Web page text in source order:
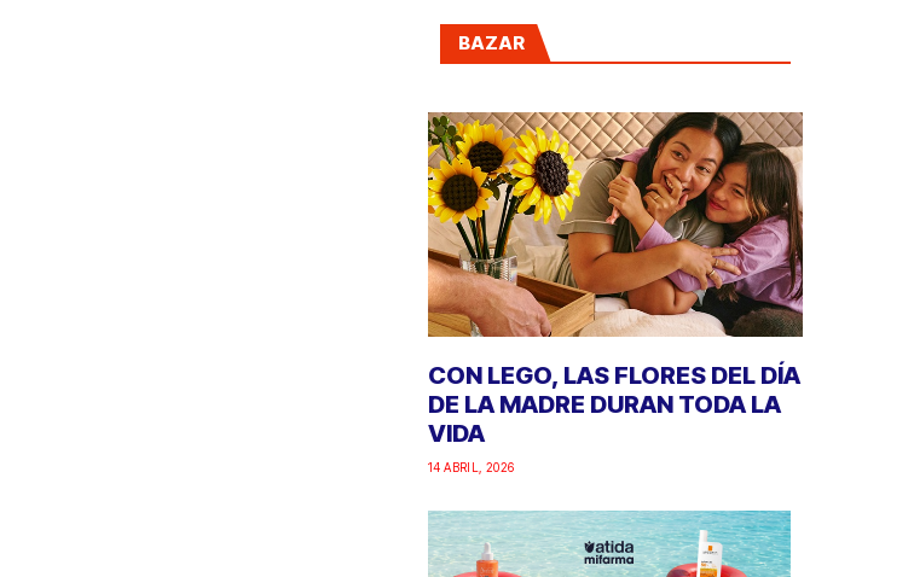
BAZAR
CON LEGO, LAS FLORES DEL DÍA
DE LA MADRE DURAN TODA LA
VIDA
14 ABRIL, 2026